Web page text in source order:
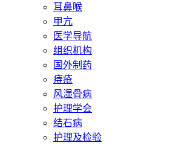
耳鼻喉
甲亢
医学导航
组织机构
国外制药
痔疮
风湿骨病
护理学会
结石病
护理及检验